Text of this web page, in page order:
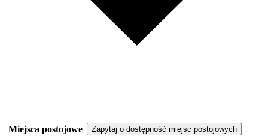
Miejsca postojowe Zapytaj o dostępność miejsc postojowych